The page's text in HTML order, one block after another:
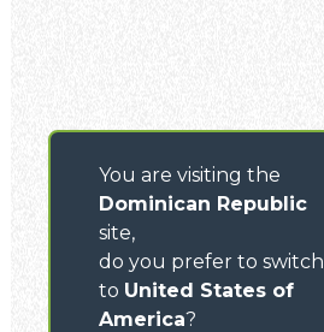
You are visiting the
Dominican Republic
site,
do you prefer to switch
to United States of
America?